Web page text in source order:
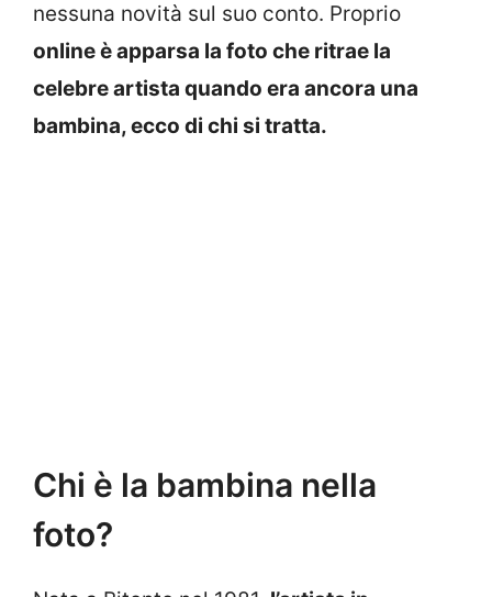
nessuna novità sul suo conto. Proprio
online è apparsa la foto che ritrae la
celebre artista quando era ancora una
bambina, ecco di chi si tratta.
Chi è la bambina nella
foto?